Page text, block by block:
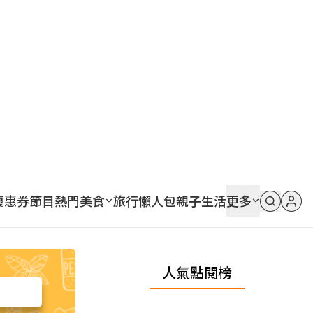
惠券節目熱門美食 旅行懶人包親子生活更多
人氣點閱榜